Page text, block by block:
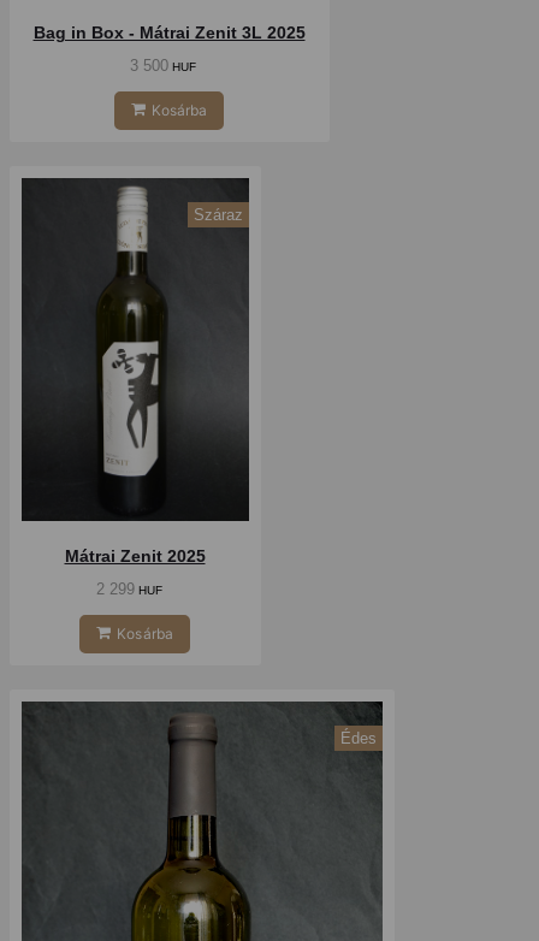
Bag in Box - Mátrai Zenit 3L 2025
3 500 HUF
Kosárba
Száraz
Mátrai Zenit 2025
2 299HUF
Kosárba
Édes